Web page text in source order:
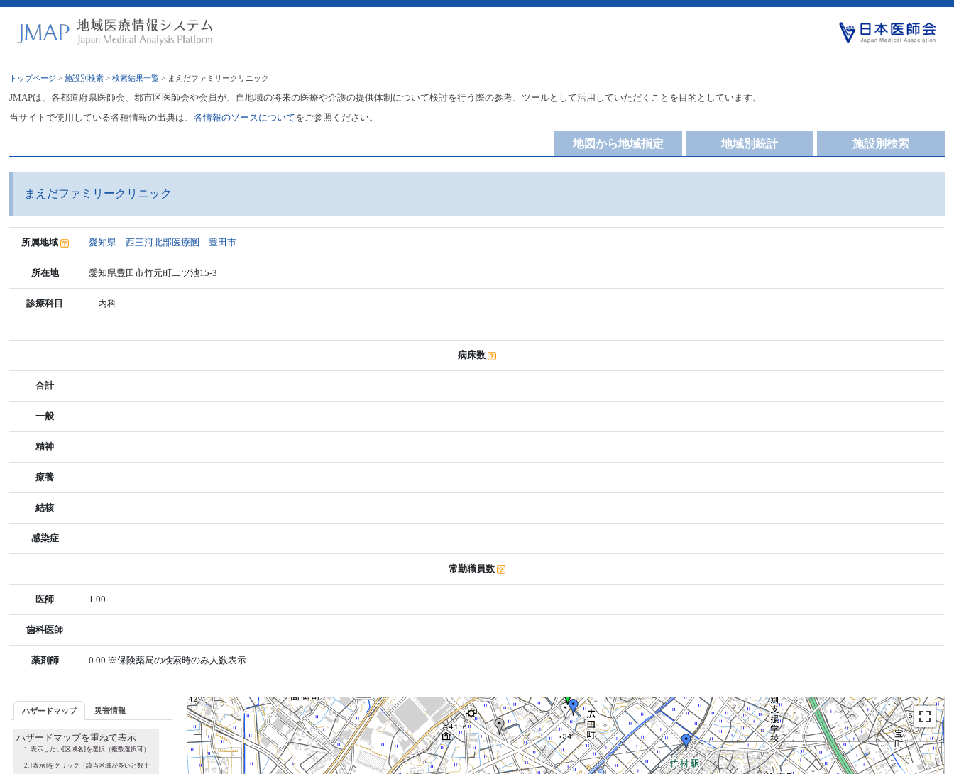
トップページ >施設別検索 >検索結果一覧 > まえだファミリークリニック
JMAPは、各都道府県医師会、郡市区医師会や会員が、自地域の将来の医療や介護の提供体制について検討を行う際の参考、ツールとして活用していただくことを目的としています。
当サイトで使用している各種情報の出典は、各情報のソースについてをご参照ください。
施設別検索
地域別統計
地図から地域指定
まえだファミリークリニック
所属地域 愛知県 ｜西三河北部医療圏 ｜ 豊田市
所在地 愛知県豊田市竹元町二ツ池15-3
診療科目 内科
病床数
合計
一般
精神
療養
結核
感染症
常勤職員数
医師 1.00
歯科医師
薬剤師 0.00 ※保険薬局の検索時のみ人数表示
ハザードマップ 災害情報
ハザードマップを重ねて表示
表示したい[区域名]を選択（複数選択可）
[表示]をクリック（該当区域が多いと数十